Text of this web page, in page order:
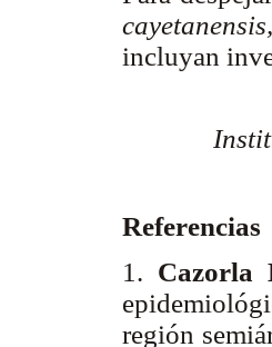
cayetanensis,
incluyan
Referencias
1. Cazorla
región